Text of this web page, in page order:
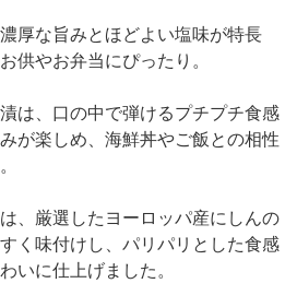
厚な旨みとほどよい塩味が特長
供やお弁当にぴったり。
は、口の中で弾けるプチプチ食感
が楽しめ、海鮮丼やご飯との相性
、厳選したヨーロッパ産にしんの
く味付けし、パリパリとした食感
いに仕上げました。